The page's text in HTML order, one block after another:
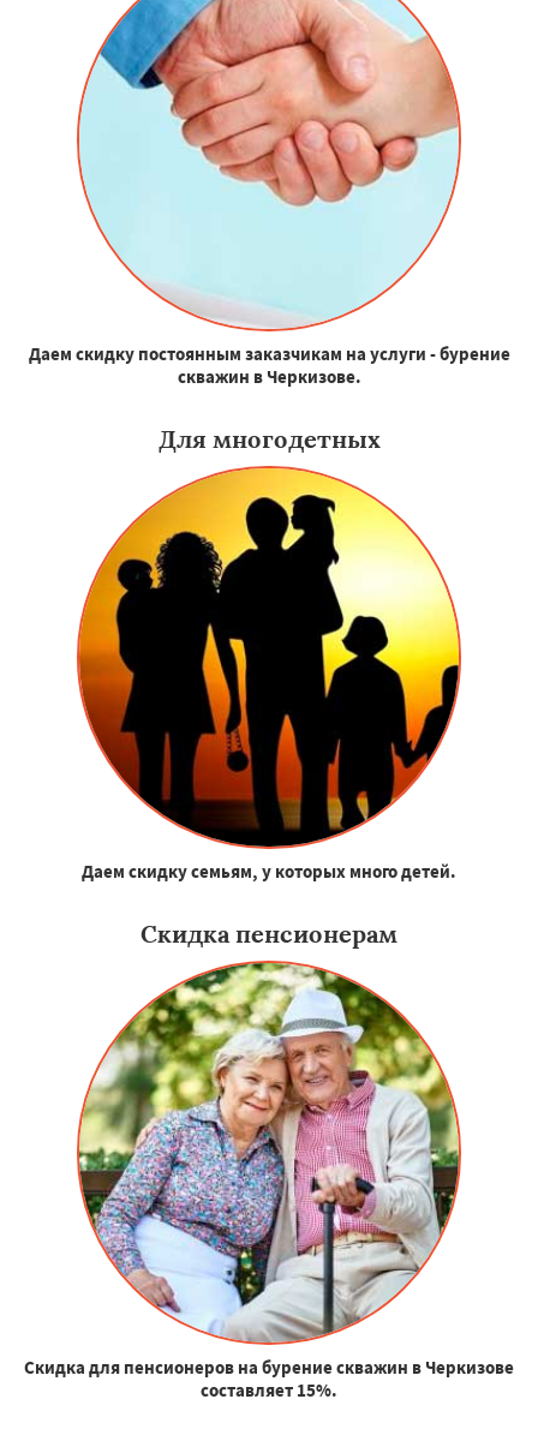
Даем скидку постоянным заказчикам на услуги - бурение
скважин в Черкизове.
Для многодетных
Даем скидку семьям, у которых много детей.
Скидка пенсионерам
Скидка для пенсионеров на бурение скважин в Черкизове
составляет 15%.